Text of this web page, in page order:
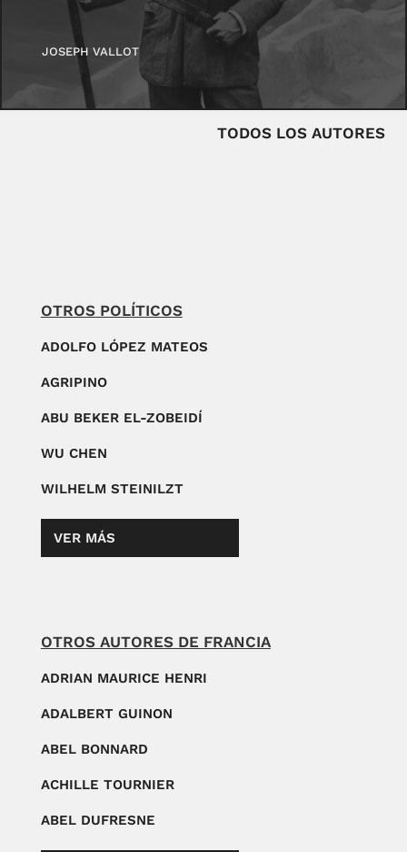
JOSEPH VALLOT
TODOS LOS AUTORES
OTROS POLÍTICOS
ADOLFO LÓPEZ MATEOS
AGRIPINO
ABU BEKER EL-ZOBEIDÍ
WU CHEN
WILHELM STEINILZT
VER MÁS
OTROS AUTORES DE FRANCIA
ADRIAN MAURICE HENRI
ADALBERT GUINON
ABEL BONNARD
ACHILLE TOURNIER
ABEL DUFRESNE